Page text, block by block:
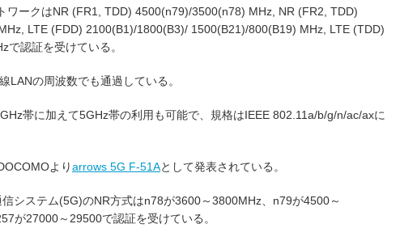
ワークはNR (FR1, TDD) 4500(n79)/3500(n78) MHz, NR (FR2, TDD)
LTE (FDD) 2100(B1)/1800(B3)/ 1500(B21)/800(B19) MHz, LTE (TDD)
で認証を受けている。
LANの周波数でも通過している。
帯に加えて5GHz帯の利用も可能で、規格はIEEE 802.11a/b/g/n/ac/axに
よりarrows 5G F-51Aとして発表されている。
システム(5G)のNR方式はn78が3600～3800MHz、n79が4500～
が27000～29500で認証を受けている。